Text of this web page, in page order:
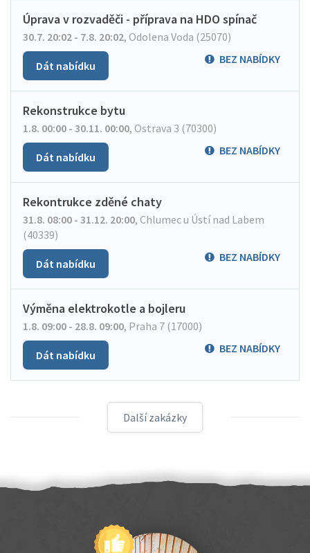
Úprava v rozvaděči - příprava na HDO spínač
30.7. 20:02 - 7.8. 20:02, Odolena Voda (25070)
BEZ NABÍDKY
Dát nabídku
Rekonstrukce bytu
1.8. 00:00 - 30.11. 00:00, Ostrava 3 (70300)
BEZ NABÍDKY
Dát nabídku
Rekontrukce zděné chaty
31.8. 08:00 - 31.12. 20:00, Chlumec u Ústí nad Labem
(40339)
BEZ NABÍDKY
Dát nabídku
Výměna elektrokotle a bojleru
1.8. 09:00 - 28.8. 09:00, Praha 7 (17000)
BEZ NABÍDKY
Dát nabídku
Další zakázky